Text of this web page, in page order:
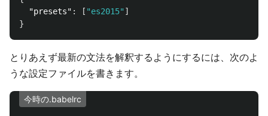
"presets" : [ "es2015" ]
}
とりあえず最新の文法を解釈するようにするには、次のよ
うな設定ファイルを書きます。
今時の.babelrc